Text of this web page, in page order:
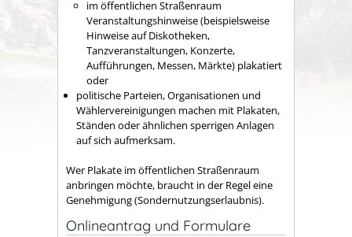
im öffentlichen Straßenraum
Veranstaltungshinweise (beispielsweise
Hinweise auf Diskotheken,
Tanzveranstaltungen, Konzerte,
Aufführungen, Messen, Märkte) plakatiert
oder
politische Parteien, Organisationen und
Wählervereinigungen machen mit Plakaten,
Ständen oder ähnlichen sperrigen Anlagen
auf sich aufmerksam.
Wer Plakate im öffentlichen Straßenraum
anbringen möchte, braucht in der Regel eine
Genehmigung (Sondernutzungserlaubnis).
Onlineantrag und Formulare